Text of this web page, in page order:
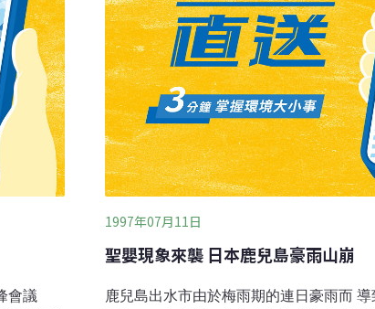
會議
1997年07月11日
聖嬰現象來襲 日本鹿兒島豪雨山崩
鹿兒島出水市由於梅雨期的連日豪雨而